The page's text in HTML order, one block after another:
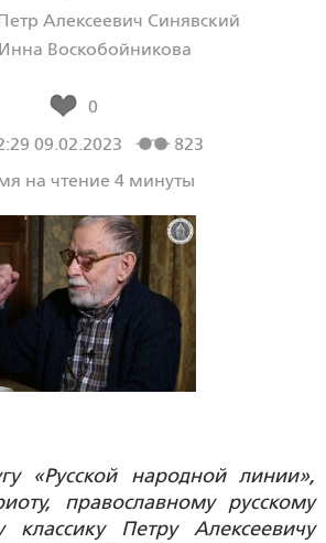
Алексеевич Синявский
Инна Воскобойникова
0
09.02.2023
823
на чтение 4 минуты
«Русской народной линии»,
православному русскому
классику Петру Алексеевичу